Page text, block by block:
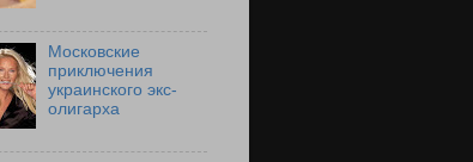
Московские
приключения
украинского экс-
олигарха